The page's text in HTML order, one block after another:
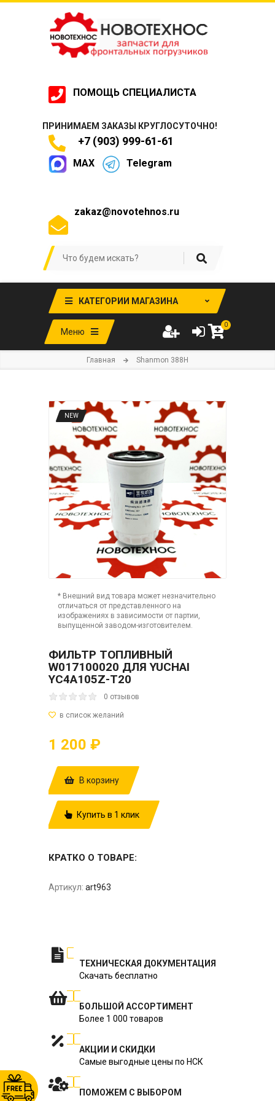
ПОМОЩЬ СПЕЦИАЛИСТА
ПРИНИМАЕМ ЗАКАЗЫ КРУГЛОСУТОЧНО!
+7 (903) 999-61-61
MAX Telegram
zakaz@novotehnos.ru
КАТЕГОРИИ МАГАЗИНА
Меню
0
Главная Shanmon 388H
NEW
* Внешний вид товара может незначительно
отличаться от представленного на
изображениях в зависимости от партии,
выпущенной заводом-изготовителем.
ФИЛЬТР ТОПЛИВНЫЙ
W017100020 ДЛЯ YUCHAI
YC4A105Z-T20
0 отзывов
1 200 ₽
В корзину
Купить в 1 клик
КРАТКО О ТОВАРЕ:
Артикул: art963
ТЕХНИЧЕСКАЯ ДОКУМЕНТАЦИЯ
Скачать бесплатно
БОЛЬШОЙ АССОРТИМЕНТ
Более 1 000 товаров
АКЦИИ И СКИДКИ
Самые выгодные цены по НСК
ПОМОЖЕМ С ВЫБОРОМ